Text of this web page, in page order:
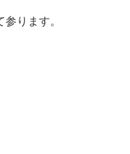
ります。